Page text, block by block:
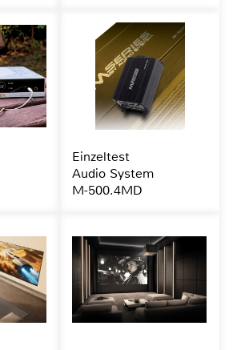
Einzeltest
Audio System
M-500.4MD